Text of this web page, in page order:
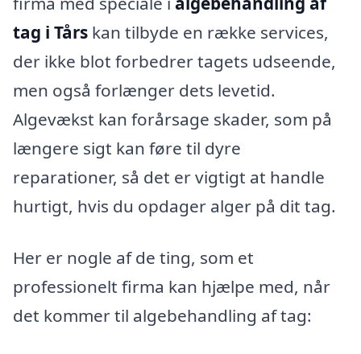
tag i Tårs kan tilbyde en række services,
der ikke blot forbedrer tagets udseende,
men også forlænger dets levetid.
Algevækst kan forårsage skader, som på
længere sigt kan føre til dyre
reparationer, så det er vigtigt at handle
hurtigt, hvis du opdager alger på dit tag.
Her er nogle af de ting, som et
professionelt firma kan hjælpe med, når
det kommer til algebehandling af tag: